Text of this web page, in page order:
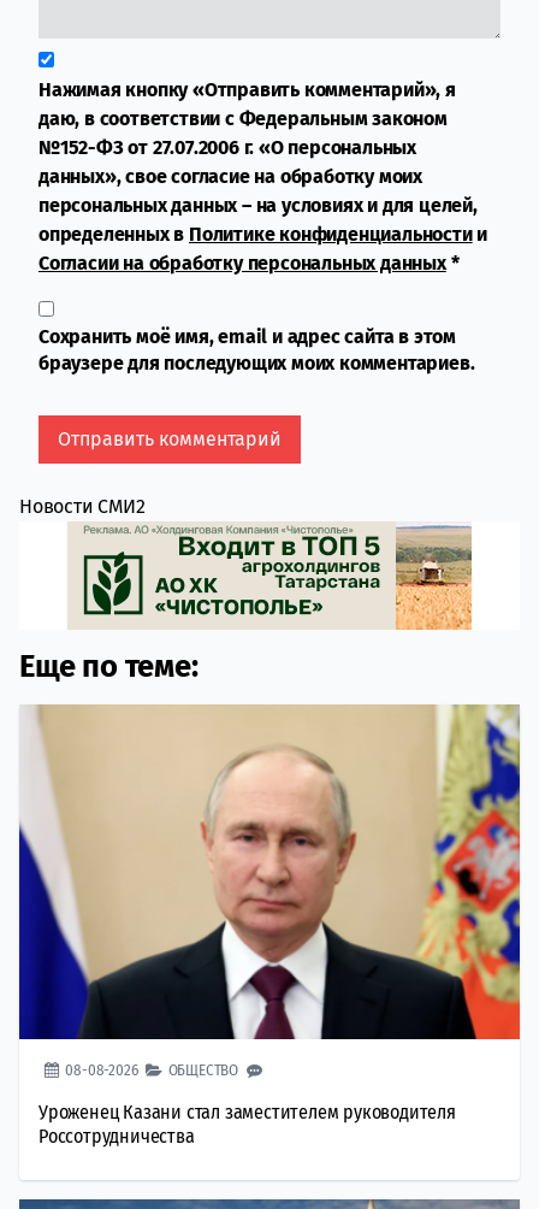
Нажимая кнопку «Отправить комментарий», я
даю, в соответствии с Федеральным законом
№152-ФЗ от 27.07.2006 г. «О персональных
данных», свое согласие на обработку моих
персональных данных – на условиях и для целей,
определенных в Политике конфиденциальностии
Согласии на обработку персональных данных*
Сохранить моё имя, email и адрес сайта в этом
браузере для последующих моих комментариев.
Новости СМИ2
Еще по теме:
08-08-2026 ОБЩЕСТВО
Уроженец Казани стал заместителем руководителя
Россотрудничества